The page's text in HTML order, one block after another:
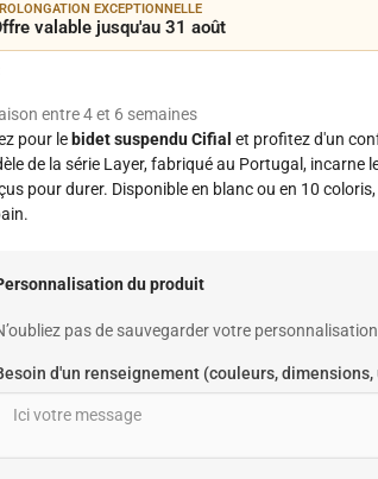
EXCEPTIONNELLE
valable jusqu'au 31 août
entre 4 et 6 semaines
pour le bidet suspendu Cifial et profitez d'un
de la série Layer, fabriqué au Portugal,
pour durer. Disponible en blanc ou en 10
du produit
pas de sauvegarder votre
d'un renseignement (couleurs,